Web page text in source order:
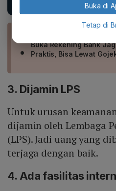
Buka Rekening Bank
Praktis, Bisa Lewat
3. Dijamin LPS
Untuk urusan
dijamin oleh Lembaga
(LPS). Jadi uang yang
terjaga dengan baik.
4. Ada fasilitas
Buka di
Tetap di